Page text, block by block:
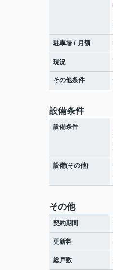
駐車場 / 月額
現況
その他条件
設備条件
設備条件
設備(その他)
その他
契約期間
更新料
総戸数